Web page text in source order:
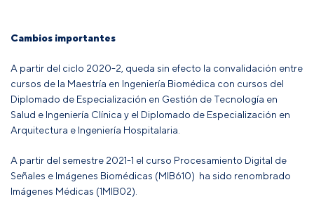
Cambios importantes
A partir del ciclo 2020-2, queda sin efecto la convalidación entre
cursos de la Maestría en Ingeniería Biomédica con cursos del
Diplomado de Especialización en Gestión de Tecnología en
Salud e Ingeniería Clínica y el Diplomado de Especialización en
Arquitectura e Ingeniería Hospitalaria.
A partir del semestre 2021-1 el curso Procesamiento Digital de
Señales e Imágenes Biomédicas (MIB610) ha sido renombrado
Imágenes Médicas (1MIB02).